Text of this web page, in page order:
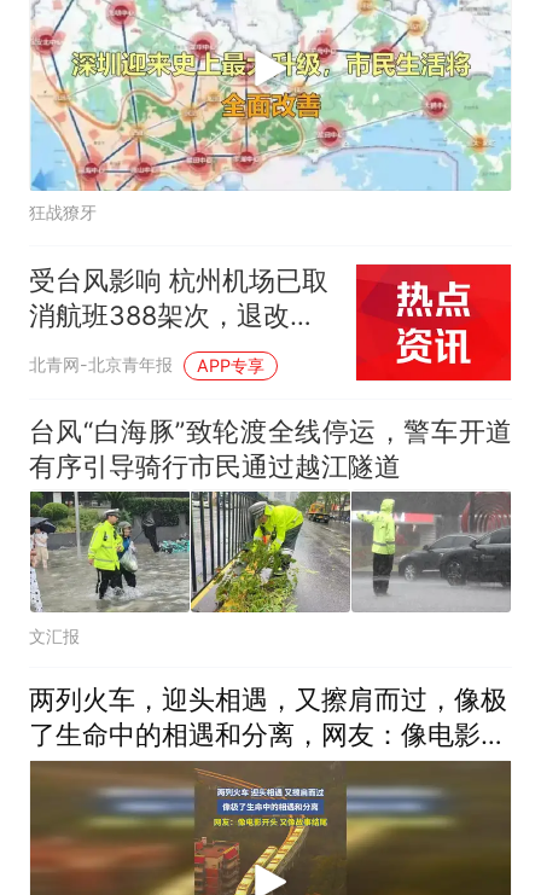
狂战獠牙
受台风影响 杭州机场已取
消航班388架次，退改签
请注意
北青网-北京青年报 APP专享
台风“白海豚”致轮渡全线停运，警车开道
有序引导骑行市民通过越江隧道
文汇报
两列火车，迎头相遇，又擦肩而过，像极
了生命中的相遇和分离，网友：像电影开
头，又像故事结尾